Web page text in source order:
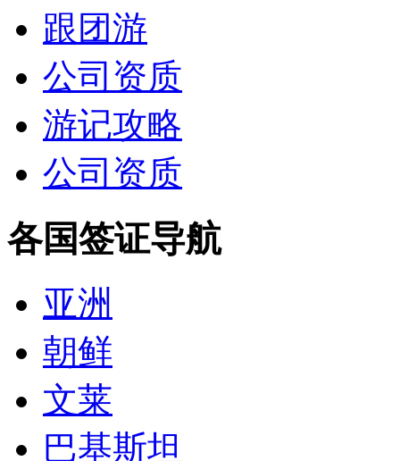
跟团游
公司资质
游记攻略
公司资质
各国签证导航
亚洲
朝鲜
文莱
巴基斯坦